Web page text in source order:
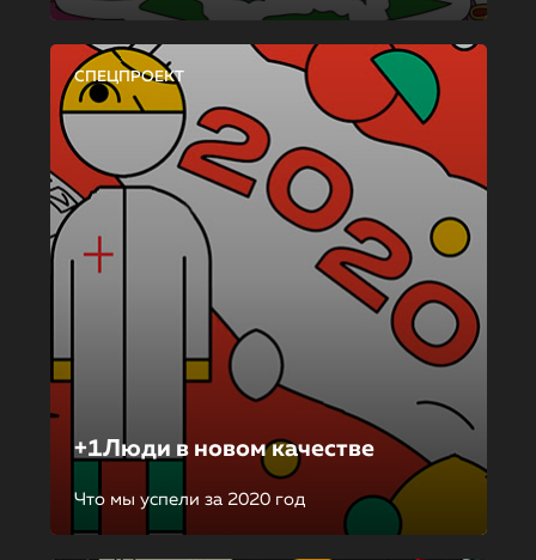
СПЕЦПРОЕКТ
+1Люди в новом качестве
Что мы успели за 2020 год